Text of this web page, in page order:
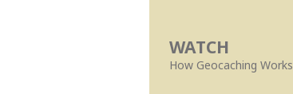
WATCH
How Geocaching Works